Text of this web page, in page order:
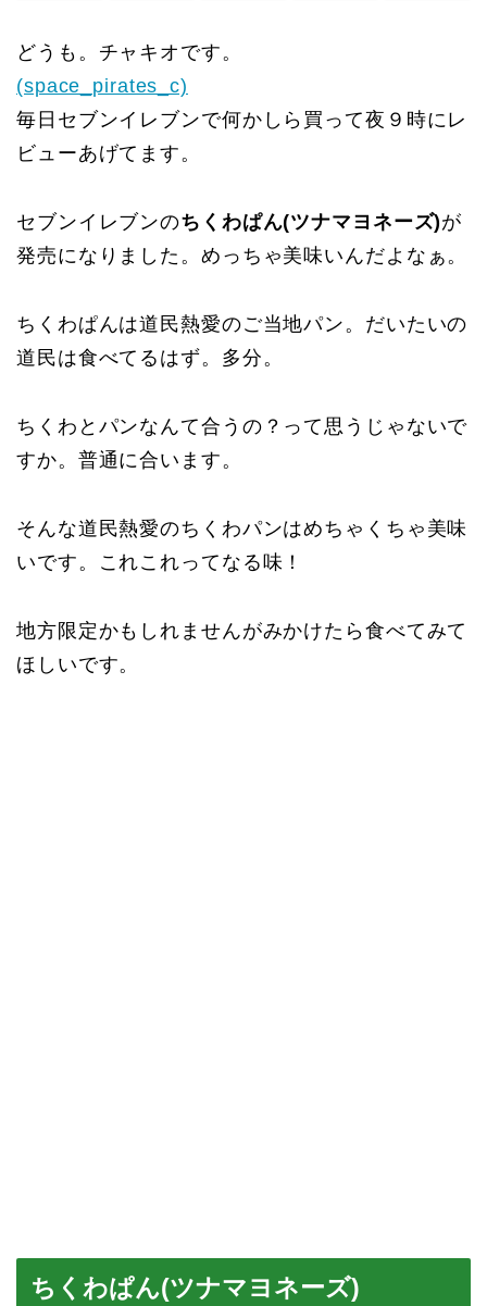
どうも。チャキオです。
(space_pirates_c)
毎日セブンイレブンで何かしら買って夜９時にレ
ビューあげてます。
セブンイレブンのちくわぱん(ツナマヨネーズ)が
発売になりました。めっちゃ美味いんだよなぁ。
ちくわぱんは道民熱愛のご当地パン。だいたいの
道民は食べてるはず。多分。
ちくわとパンなんて合うの？って思うじゃないで
すか。普通に合います。
そんな道民熱愛のちくわパンはめちゃくちゃ美味
いです。これこれってなる味！
地方限定かもしれませんがみかけたら食べてみて
ほしいです。
ちくわぱん(ツナマヨネーズ)